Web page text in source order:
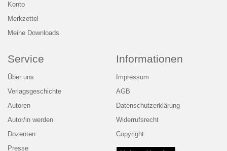
Konto
Merkzettel
Meine Downloads
Service
Über uns
Verlagsgeschichte
Autoren
Autor/in werden
Dozenten
Presse
Informationen
Impressum
AGB
Datenschutzerklärung
Widerrufsrecht
Copyright